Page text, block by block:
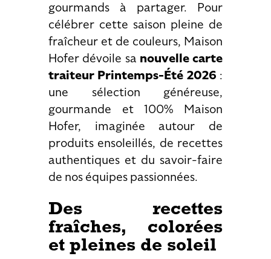
gourmands à partager. Pour
célébrer cette saison pleine de
fraîcheur et de couleurs, Maison
Hofer dévoile sa nouvelle carte
traiteur Printemps-Été 2026 :
une sélection généreuse,
gourmande et 100% Maison
Hofer, imaginée autour de
produits ensoleillés, de recettes
authentiques et du savoir-faire
de nos équipes passionnées.
Des recettes
fraîches, colorées
et pleines de soleil